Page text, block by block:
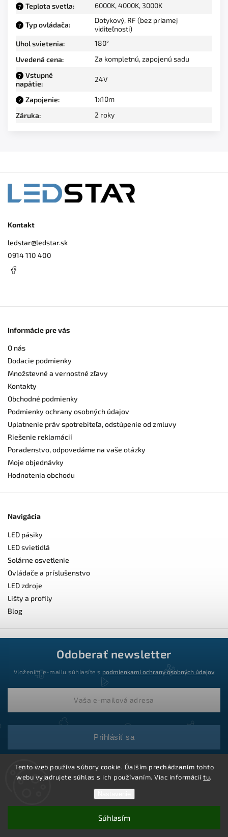
Tento web používa súbory cookie. Ďalším prechádzaním tohto
webu vyjadrujete súhlas s ich používaním. Viac informáciítu.
Súhlasím
? Teplota svetla: 6000K, 4000K, 3000K
? Typ ovládača:
Dotykový, RF (bez priamej
viditeľnosti)
Uhol svietenia:
180°
Uvedená cena: Za kompletnú, zapojenú sadu
?
Vstupné
napätie:
24V
? Zapojenie:
1x10m
Záruka: 2 roky
Kontakt
ledstar@ledstar.sk
0914 110 400
Informácie pre vás
O nás
Dodacie podmienky
Množstevné a vernostné zľavy
Kontakty
Obchodné podmienky
Podmienky ochrany osobných údajov
Uplatnenie práv spotrebiteľa, odstúpenie od zmluvy
Riešenie reklamácií
Poradenstvo, odpovedáme na vaše otázky
Moje objednávky
Hodnotenia obchodu
Navigácia
LED pásiky
LED svietidlá
Solárne osvetlenie
Ovládače a príslušenstvo
LED zdroje
Lišty a profily
Blog
Odoberať newsletter
Vložením e-mailu súhlasíte s podmienkami ochrany osobných údajov
Prihlásiť sa